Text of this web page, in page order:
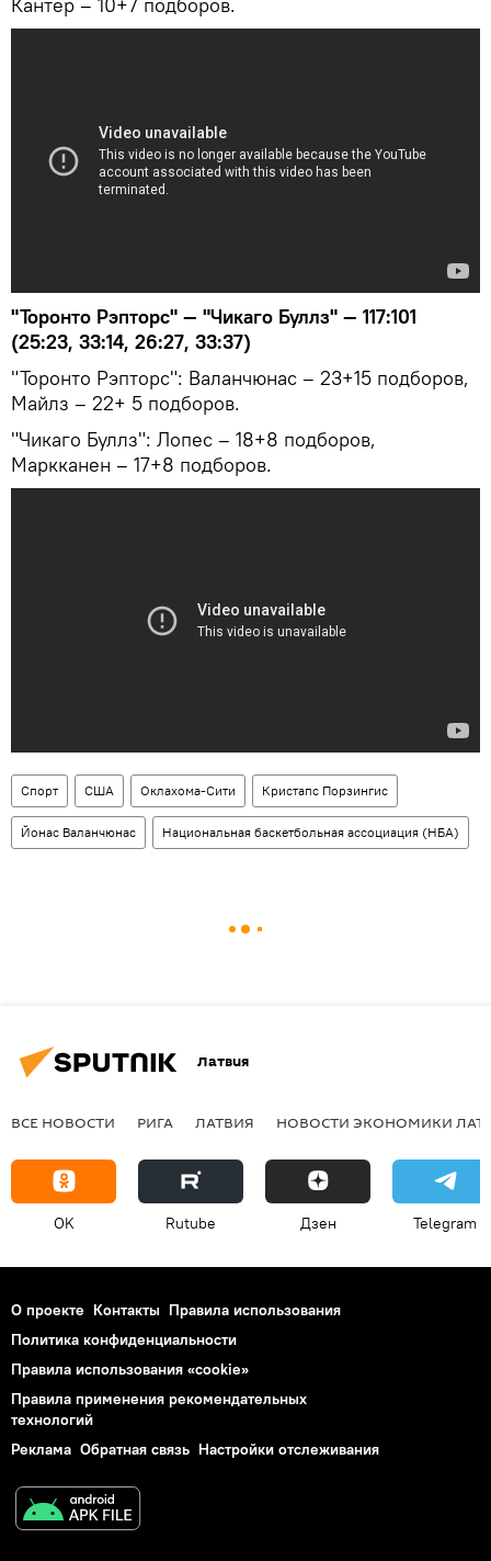
"Торонто Рэпторс" — "Чикаго Буллз" — 117:101
(25:23, 33:14, 26:27, 33:37)
"Торонто Рэпторс": Валанчюнас – 23+15 подборов,
Майлз – 22+ 5 подборов.
"Чикаго Буллз": Лопес – 18+8 подборов,
Маркканен – 17+8 подборов.
Спорт США Оклахома-Сити Кристапс Порзингис
Йонас Валанчюнас Национальная баскетбольная ассоциация (НБА)
Латвия
ВСЕ НОВОСТИ РИГА ЛАТВИЯ НОВОСТИ ЭКОНОМИКИ
OK Rutube Дзен Telegram
О проекте Контакты Правила использования
Политика конфиденциальности
Правила использования «cookie»
Правила применения рекомендательных
технологий
Реклама Обратная связь Настройки отслеживания